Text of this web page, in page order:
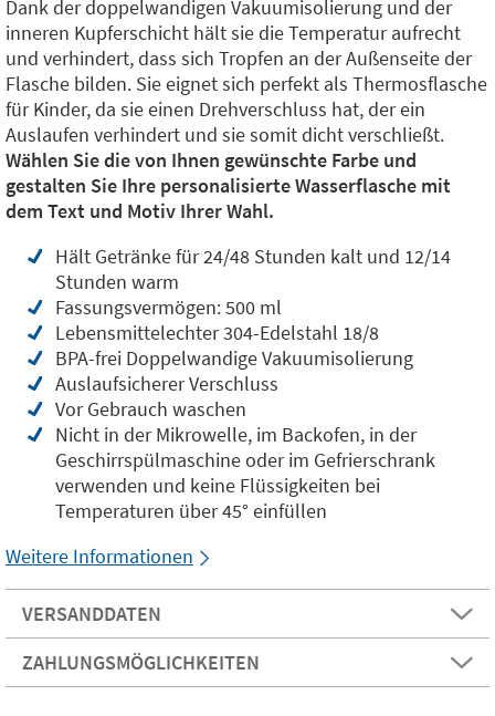
Dank der doppelwandigen Vakuumisolierung und der
inneren Kupferschicht hält sie die Temperatur aufrecht
und verhindert, dass sich Tropfen an der Außenseite der
Flasche bilden. Sie eignet sich perfekt als Thermosflasche
für Kinder, da sie einen Drehverschluss hat, der ein
Auslaufen verhindert und sie somit dicht verschließt.
Wählen Sie die von Ihnen gewünschte Farbe und
gestalten Sie Ihre personalisierte Wasserflasche mit
dem Text und Motiv Ihrer Wahl.
Hält Getränke für 24/48 Stunden kalt und 12/14
Stunden warm
Fassungsvermögen: 500 ml
Lebensmittelechter 304-Edelstahl 18/8
BPA-frei Doppelwandige Vakuumisolierung
Auslaufsicherer Verschluss
Vor Gebrauch waschen
Nicht in der Mikrowelle, im Backofen, in der
Geschirrspülmaschine oder im Gefrierschrank
verwenden und keine Flüssigkeiten bei
Temperaturen über 45° einfüllen
Weitere Informationen
VERSANDDATEN
ZAHLUNGSMÖGLICHKEITEN